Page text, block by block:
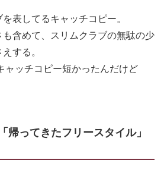
表してるキャッチコピー。
含めて、スリムクラブの無駄の少
する。
ャッチコピー短かったんだけど
帰ってきたフリースタイル」